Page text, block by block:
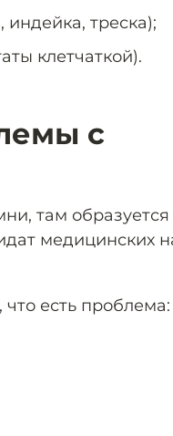
треска);
клетчаткой).
с
там образуется
медицинских
есть проблема: